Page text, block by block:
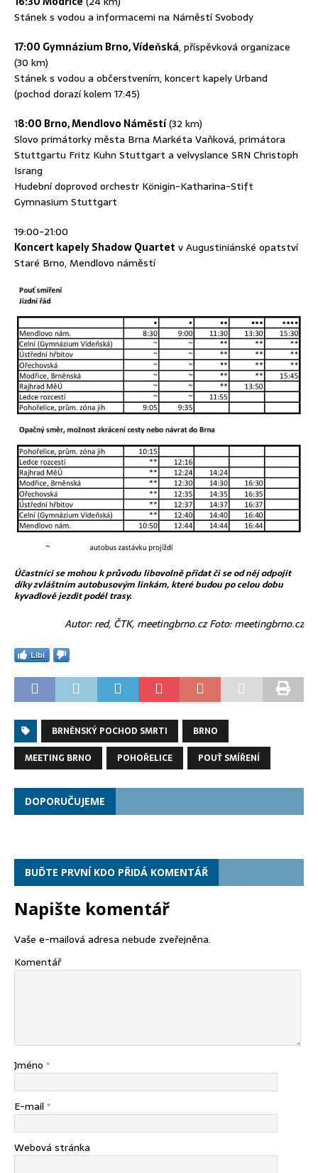
Stánek s vodou a informacemi na Náměstí Svobody
17:00 Gymnázium Brno, Vídeňská, příspěvková organizace
(30 km)
Stánek s vodou a občerstvením, koncert kapely Urband
(pochod dorazí kolem 17:45)
18:00 Brno, Mendlovo Náměstí(32 km)
Slovo primátorky města Brna Markéta Vaňková, primátora
Stuttgartu Fritz Kuhn Stuttgart a velvyslance SRN Christoph
Israng
Hudební doprovod orchestr Königin-Katharina-Stift
Gymnasium Stuttgart
19:00-21:00
Koncert kapely Shadow Quartet v Augustiniánské opatství
Staré Brno, Mendlovo náměstí
Účastníci se mohou k průvodu libovolně přidat či se od něj odpojit
díky zvláštním autobusovým linkám, které budou po celou dobu
kyvadlově jezdit podél trasy.
Autor: red, ČTK, meetingbrno.cz Foto: meetingbrno.cz
Líbí
BRNĚNSKÝ POCHOD SMRTI
BRNO
MEETING BRNO
POHOŘELICE POUŤ SMÍŘENÍ
DOPORUČUJEME
BUĎTE PRVNÍ KDO PŘIDÁ KOMENTÁŘ
Napište komentář
Vaše e-mailová adresa nebude zveřejněna.
Komentář
Jméno *
E-mail *
Webová stránka